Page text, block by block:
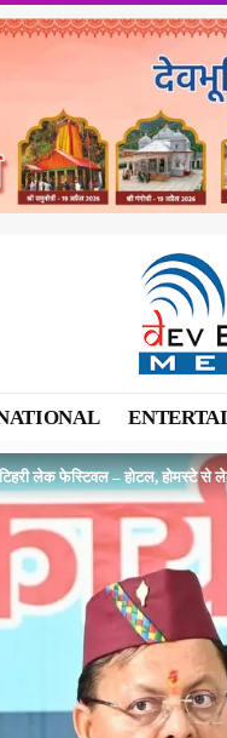
लेक फेस्टिवल – होटल, होमस्टे से